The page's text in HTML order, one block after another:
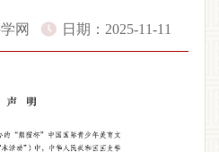
网 日期：2025-11-11